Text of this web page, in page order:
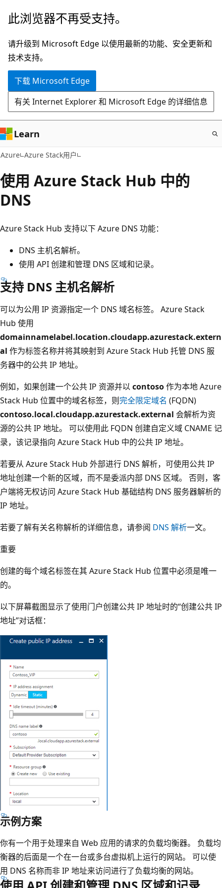
跳
主
要
内
此浏览器不再受支持。
请升级到 Microsoft Edge 以使用最新的功能、安全更新和
技术支持。
下载 Microsoft Edge
有关 Internet Explorer 和 Microsoft Edge 的详细信息
Learn
Azure Azure Stack用户
使用 Azure Stack Hub 中的
DNS
Azure Stack Hub 支持以下 Azure DNS 功能：
DNS 主机名解析。
使用 API 创建和管理 DNS 区域和记录。
支持 DNS 主机名解析
可以为公用 IP 资源指定一个 DNS 域名标签。 Azure Stack
Hub 使用
domainnamelabel.location.cloudapp.azurestack.extern
al 作为标签名称并将其映射到 Azure Stack Hub 托管 DNS 服
务器中的公共 IP 地址。
例如，如果创建一个公共 IP 资源并以 contoso作为本地 Azure
Stack Hub 位置中的域名标签，则完全限定域名 (FQDN)
contoso.local.cloudapp.azurestack.external 会解析为资
源的公共 IP 地址。 可以使用此 FQDN 创建自定义域 CNAME 记
录，该记录指向 Azure Stack Hub 中的公共 IP 地址。
若要从 Azure Stack Hub 外部进行 DNS 解析，可使用公共 IP
地址创建一个新的区域，而不是委派内部 DNS 区域。 否则，客
户端将无权访问 Azure Stack Hub 基础结构 DNS 服务器解析的
IP 地址。
若要了解有关名称解析的详细信息，请参阅 DNS 解析一文。
重要
创建的每个域名标签在其 Azure Stack Hub 位置中必须是唯一
的。
以下屏幕截图显示了使用门户创建公共 IP 地址时的“创建公共 IP
地址”对话框：
示例方案
你有一个用于处理来自 Web 应用的请求的负载均衡器。 负载均
衡器的后面是一个在一台或多台虚拟机上运行的网站。 可以使
用 DNS 名称而非 IP 地址来访问进行了负载均衡的网站。